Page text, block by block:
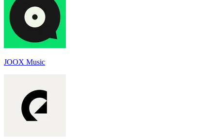
JOOX Music